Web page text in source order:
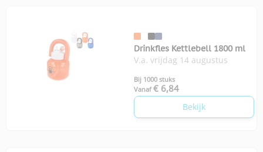
Drinkfles Kettlebell 1800 ml
V.a. vrijdag 14 augustus
Bij 1000 stuks
Vanaf € 6,84
Bekijk